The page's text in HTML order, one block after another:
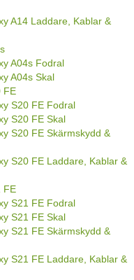
A14 Laddare, Kablar &
A04s Fodral
A04s Skal
FE
S20 FE Fodral
S20 FE Skal
S20 FE Skärmskydd &
S20 FE Laddare, Kablar &
FE
S21 FE Fodral
S21 FE Skal
S21 FE Skärmskydd &
S21 FE Laddare, Kablar &